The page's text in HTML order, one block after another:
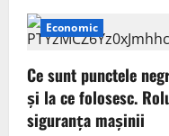
i
o
n
Economic
Ce sunt punctele
și la ce folosesc.
siguranța mașinii